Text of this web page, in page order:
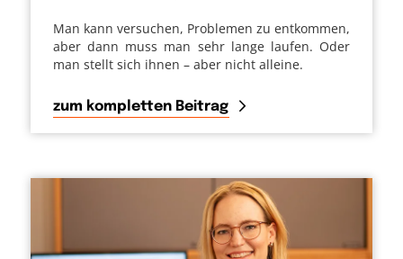
Man kann versuchen, Problemen zu entkommen,
aber dann muss man sehr lange laufen. Oder
man stellt sich ihnen – aber nicht alleine.
zum kompletten Beitrag